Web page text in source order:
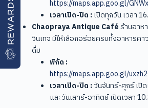
https://maps.app.goo.gl/
เวลาเปิด-ปิด :เปิดทุกวัน เวลา
Chaopraya Antique Caféร้านอาห
วินเทจ มีให้เลือกอร่อยครบทั้งอาหารค
ดื่ม
พิกัด :
https://maps.app.goo.gl/
เวลาเปิด-ปิด :วันจันทร์-ศุกร์ เปิด
และวันเสาร์-อาทิตย์ เปิดเวลา
REWARDS